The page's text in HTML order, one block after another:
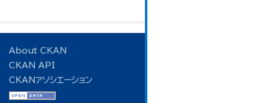
About CKAN
CKAN API
CKANアソシエーション